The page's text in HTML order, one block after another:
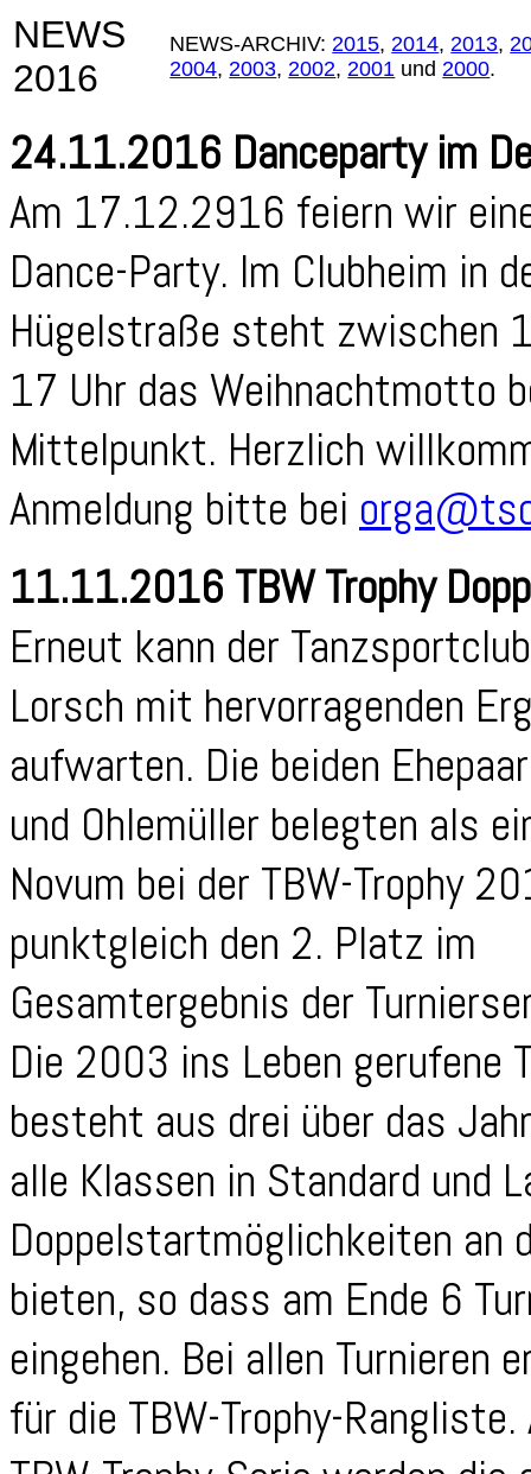
NEWS
2016
NEWS-ARCHIV:2015,2014,2013,
2004,2003,2002,2001 und2000.
24.11.2016 Danceparty im
Am 17.12.2916 feiern wir
Dance-Party. Im Clubheim in
Hügelstraße steht zwischen
17 Uhr das Weihnachtmotto
Mittelpunkt. Herzlich
Anmeldung bitte bei
11.11.2016 TBW Trophy
Erneut kann der
Lorsch mit hervorragenden
aufwarten. Die beiden
und Ohlemüller belegten als
Novum bei der TBW-Trophy
punktgleich den 2. Platz im
Gesamtergebnis der
Die 2003 ins Leben gerufene
besteht aus drei über das
alle Klassen in Standard und
Doppelstartmöglichkeiten an
bieten, so dass am Ende 6
eingehen. Bei allen Turnieren
für die TBW-Trophy-